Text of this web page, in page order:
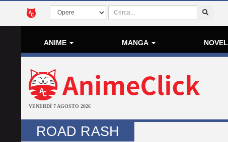
ANIME MANGA NOVEL
VENERDÌ 7 AGOSTO 2026
ROAD RASH